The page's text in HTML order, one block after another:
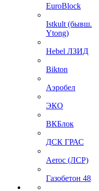
EuroBlock
Istkult (бывш.
Ytong)
Hebel ЛЗИД
Bikton
Аэробел
ЭКО
ВКБлок
ДСК ГРАС
Aeroc (ЛСР)
Газобетон 48